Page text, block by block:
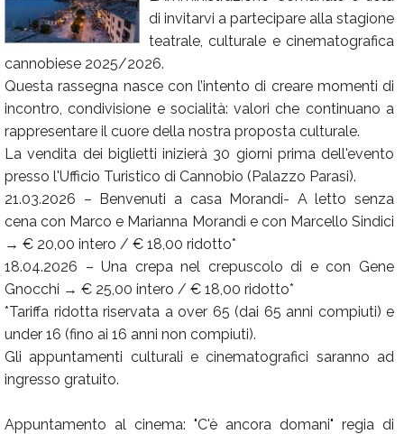
Rubriche
Calendario
di invitarvi a partecipare alla stagione
teatrale, culturale e cinematografica
cannobiese 2025/2026.
Questa rassegna nasce con l’intento di creare momenti di
incontro, condivisione e socialità: valori che continuano a
rappresentare il cuore della nostra proposta culturale.
La vendita dei biglietti inizierà 30 giorni prima dell'evento
presso l'Ufficio Turistico di Cannobio (Palazzo Parasi).
21.03.2026 – Benvenuti a casa Morandi- A letto senza
cena con Marco e Marianna Morandi e con Marcello Sindici
→ € 20,00 intero / € 18,00 ridotto*
18.04.2026 – Una crepa nel crepuscolo di e con Gene
Gnocchi → € 25,00 intero / € 18,00 ridotto*
*Tariffa ridotta riservata a over 65 (dai 65 anni compiuti) e
under 16 (fino ai 16 anni non compiuti).
Gli appuntamenti culturali e cinematografici saranno ad
ingresso gratuito.
Appuntamento al cinema: "C'è ancora domani" regia di